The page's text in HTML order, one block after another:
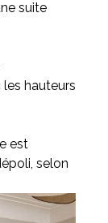
suite
hauteurs
est
selon